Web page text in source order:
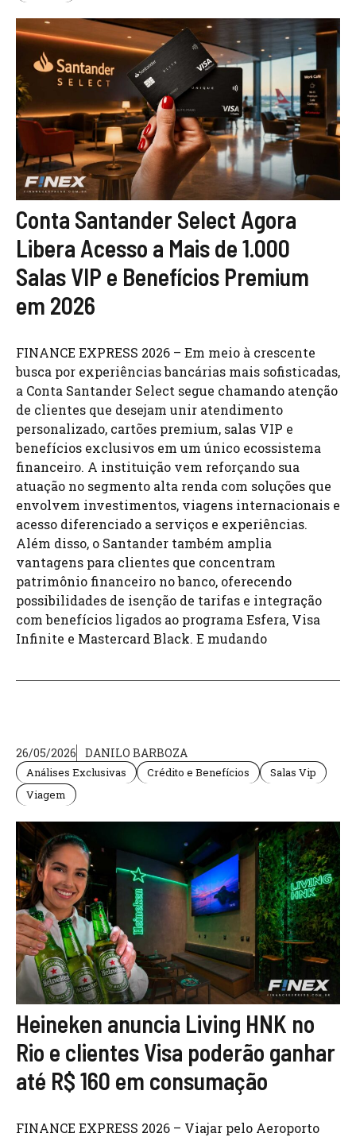
Conta Santander Select Agora
Libera Acesso a Mais de 1.000
Salas VIP e Benefícios Premium
em 2026
FINANCE EXPRESS 2026 – Em meio à crescente
busca por experiências bancárias mais sofisticadas,
a Conta Santander Select segue chamando atenção
de clientes que desejam unir atendimento
personalizado, cartões premium, salas VIP e
benefícios exclusivos em um único ecossistema
financeiro. A instituição vem reforçando sua
atuação no segmento alta renda com soluções que
envolvem investimentos, viagens internacionais e
acesso diferenciado a serviços e experiências.
Além disso, o Santander também amplia
vantagens para clientes que concentram
patrimônio financeiro no banco, oferecendo
possibilidades de isenção de tarifas e integração
com benefícios ligados ao programa Esfera, Visa
Infinite e Mastercard Black. E mudando
26/05/2026 DANILO BARBOZA
Análises Exclusivas Crédito e Benefícios
Salas Vip
Viagem
Heineken anuncia Living HNK no
Rio e clientes Visa poderão ganhar
até R$ 160 em consumação
FINANCE EXPRESS 2026 – Viajar pelo Aeroporto